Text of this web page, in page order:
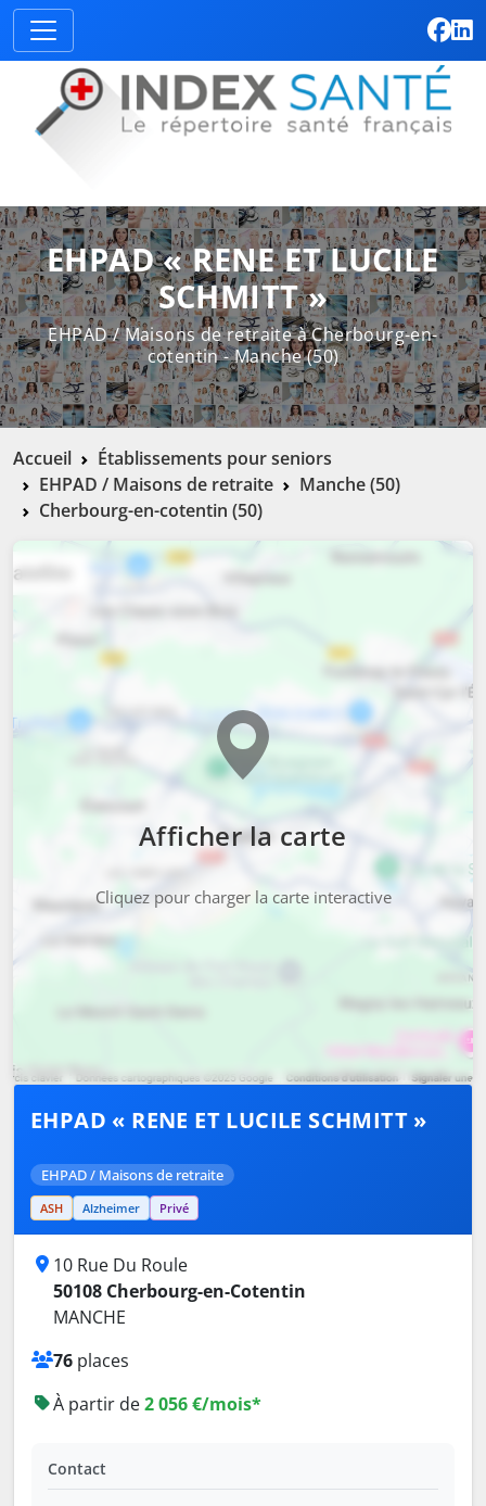
EHPAD « RENE ET LUCILE
SCHMITT »
EHPAD / Maisons de retraite à Cherbourg-en-
cotentin - Manche (50)
Accueil
Établissements pour seniors
EHPAD / Maisons de retraite
Manche (50)
Cherbourg-en-cotentin (50)
Afficher la carte
Cliquez pour charger la carte interactive
EHPAD « RENE ET LUCILE SCHMITT »
EHPAD / Maisons de retraite
ASH Alzheimer Privé
10 Rue Du Roule
50108 Cherbourg-en-Cotentin
MANCHE
76 places
À partir de2 056 €/mois*
Contact